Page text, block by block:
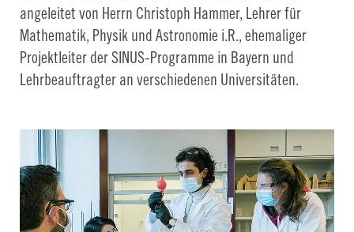
angeleitet von Herrn Christoph Hammer, Lehrer für
Mathematik, Physik und Astronomie i.R., ehemaliger
Projektleiter der SINUS-Programme in Bayern und
Lehrbeauftragter an verschiedenen Universitäten.